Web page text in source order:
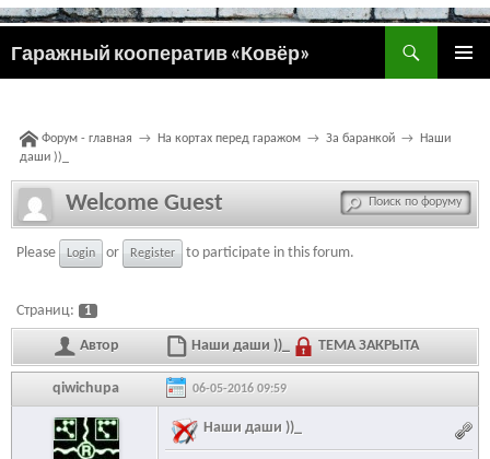
Гаражный кооператив «Ковёр»
ПЕРЕЙТИ
Форум - главная → На кортах перед гаражом → За баранкой →
Наши
даши ))_
Welcome Guest
Please Login or Register to participate in this forum.
Страниц: 1
Автор Наши даши ))_ ТЕМА ЗАКРЫТА
qiwichupa 06-05-2016 09:59
Наши даши ))_